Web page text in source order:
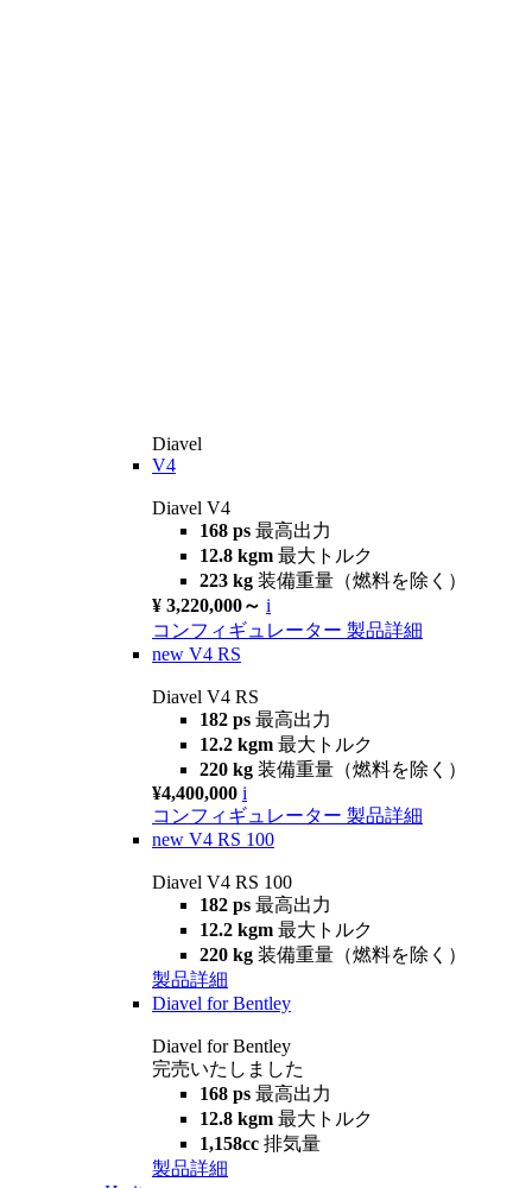
Diavel
V4
Diavel V4
168 ps 最高出力
12.8 kgm 最大トルク
223 kg 装備重量（燃料を除く）
¥ 3,220,000～ i
コンフィギュレーター 製品詳細
new V4 RS
Diavel V4 RS
182 ps 最高出力
12.2 kgm 最大トルク
220 kg 装備重量（燃料を除く）
¥4,400,000 i
コンフィギュレーター 製品詳細
new V4 RS 100
Diavel V4 RS 100
182 ps 最高出力
12.2 kgm 最大トルク
220 kg 装備重量（燃料を除く）
製品詳細
Diavel for Bentley
Diavel for Bentley
完売いたしました
168 ps 最高出力
12.8 kgm 最大トルク
1,158cc 排気量
製品詳細